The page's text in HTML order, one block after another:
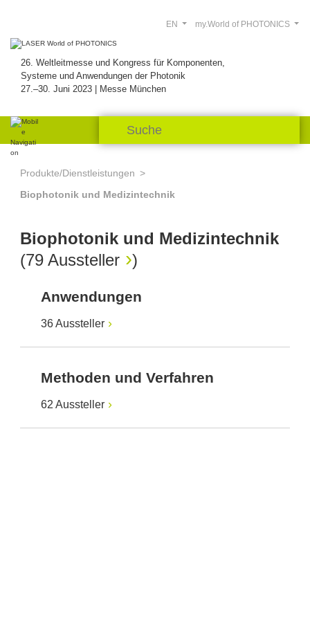
26. Weltleitmesse und Kongress für Komponenten,
Systeme und Anwendungen der Photonik
27.–30. Juni 2023 | Messe München
my.World of PHOTONICS
EN
Produkte/Dienstleistungen
Biophotonik und Medizintechnik
Biophotonik und Medizintechnik
(79 Aussteller )
Anwendungen
36 Aussteller
Methoden und Verfahren
62 Aussteller